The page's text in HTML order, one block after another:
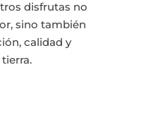
disfrutas no
sino también
calidad y